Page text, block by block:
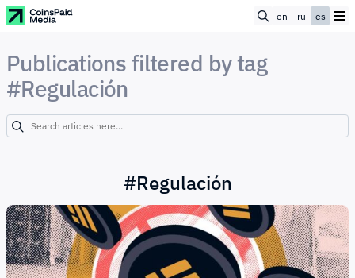
en ru es
Publications filtered by tag
#Regulación
#Regulación